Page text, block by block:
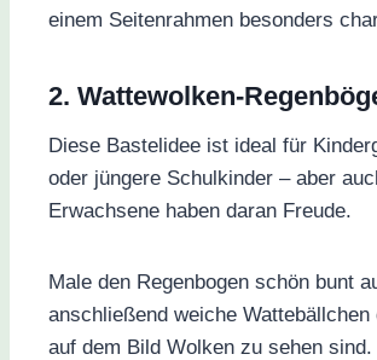
einem Seitenrahmen besonders
2. Wattewolken-
Diese Bastelidee ist ideal für
oder jüngere Schulkinder – aber
Erwachsene haben daran Freude.
Male den Regenbogen schön bunt
anschließend weiche Wattebällchen
auf dem Bild Wolken zu sehen sind.